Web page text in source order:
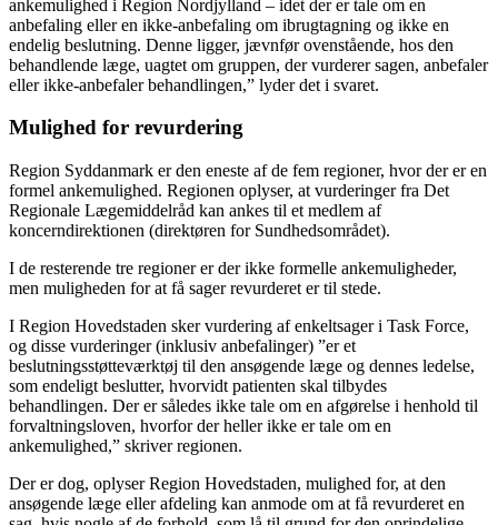
ankemulighed i Region Nordjylland – idet der er tale om en
anbefaling eller en ikke-anbefaling om ibrugtagning og ikke en
endelig beslutning. Denne ligger, jævnfør ovenstående, hos den
behandlende læge, uagtet om gruppen, der vurderer sagen, anbefaler
eller ikke-anbefaler behandlingen,” lyder det i svaret.
Mulighed for revurdering
Region Syddanmark er den eneste af de fem regioner, hvor der er en
formel ankemulighed. Regionen oplyser, at vurderinger fra Det
Regionale Lægemiddelråd kan ankes til et medlem af
koncerndirektionen (direktøren for Sundhedsområdet).
I de resterende tre regioner er der ikke formelle ankemuligheder,
men muligheden for at få sager revurderet er til stede.
I Region Hovedstaden sker vurdering af enkeltsager i Task Force,
og disse vurderinger (inklusiv anbefalinger) ”er et
beslutningsstøtteværktøj til den ansøgende læge og dennes ledelse,
som endeligt beslutter, hvorvidt patienten skal tilbydes
behandlingen. Der er således ikke tale om en afgørelse i henhold til
forvaltningsloven, hvorfor der heller ikke er tale om en
ankemulighed,” skriver regionen.
Der er dog, oplyser Region Hovedstaden, mulighed for, at den
ansøgende læge eller afdeling kan anmode om at få revurderet en